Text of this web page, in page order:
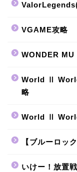
VGAME攻略
WONDER MU
World Ⅱ
略
World Ⅱ
【ブルーロ
いけー！放置